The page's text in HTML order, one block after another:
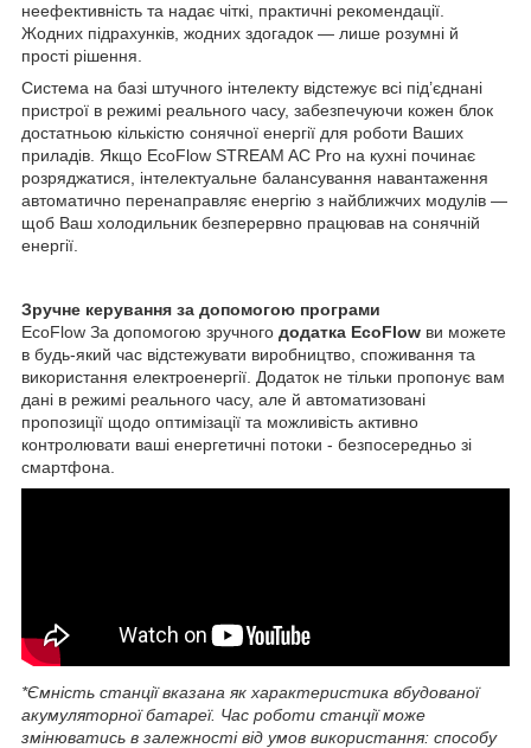
неефективність та надає чіткі, практичні рекомендації.
Жодних підрахунків, жодних здогадок — лише розумні й
прості рішення.
Система на базі штучного інтелекту відстежує всі під’єднані
пристрої в режимі реального часу, забезпечуючи кожен блок
достатньою кількістю сонячної енергії для роботи Ваших
приладів. Якщо EcoFlow STREAM AC Pro на кухні починає
розряджатися, інтелектуальне балансування навантаження
автоматично перенаправляє енергію з найближчих модулів —
щоб Ваш холодильник безперервно працював на сонячній
енергії.
Зручне керування за допомогою програми
EcoFlow За допомогою зручного додатка EcoFlow ви можете
в будь-який час відстежувати виробництво, споживання та
використання електроенергії. Додаток не тільки пропонує вам
дані в режимі реального часу, але й автоматизовані
пропозиції щодо оптимізації та можливість активно
контролювати ваші енергетичні потоки - безпосередньо зі
смартфона.
*Ємність станції вказана як характеристика вбудованої
акумуляторної батареї. Час роботи станції може
змінюватись в залежності від умов використання: способу